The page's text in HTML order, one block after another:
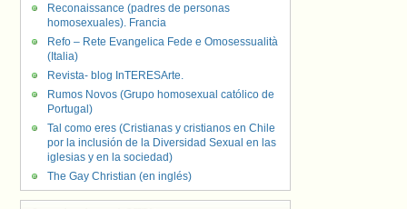
Reconaissance (padres de personas
homosexuales). Francia
Refo – Rete Evangelica Fede e Omosessualità
(Italia)
Revista- blog InTERESArte.
Rumos Novos (Grupo homosexual católico de
Portugal)
Tal como eres (Cristianas y cristianos en Chile
por la inclusión de la Diversidad Sexual en las
iglesias y en la sociedad)
The Gay Christian (en inglés)